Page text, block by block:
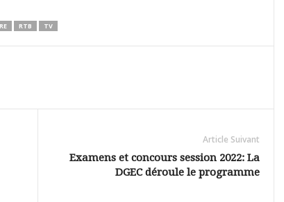
RTB TV
Article Suivant
Examens et concours session 2022: La
DGEC déroule le programme